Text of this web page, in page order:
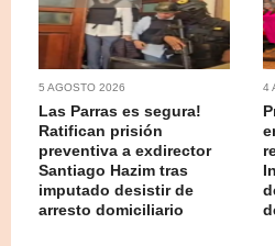
5 AGOSTO 2026
Las Parras es segura!
Ratifican prisión
preventiva a exdirector
Santiago Hazim tras
imputado desistir de
arresto domiciliario
4